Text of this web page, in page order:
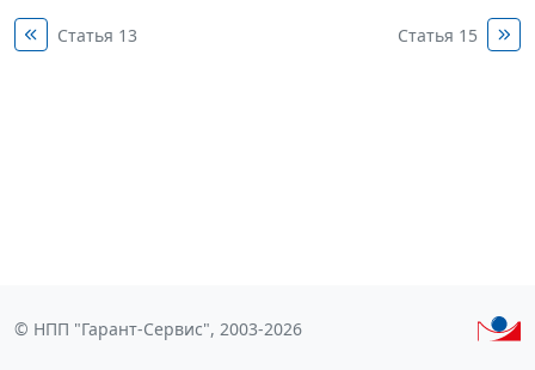
Статья 13 Статья 15
© НПП "Гарант-Сервис", 2003-2026